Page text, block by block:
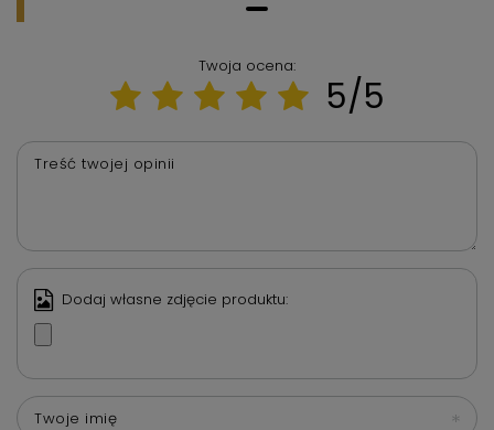
Twoja ocena:
5/5
Treść twojej opinii
Dodaj własne zdjęcie produktu:
Twoje imię